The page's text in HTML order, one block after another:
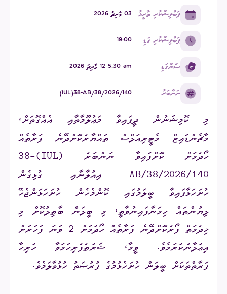
ޕަބްލިޝްކުރި ތާރީޚު 03 މާރިޗު 2026
ޕަބްލިޝްކުރި ގަޑި 19:00
ސުންގަޑި am ⁧5:30 12 މާރިޗު 2026
ނަންބަރު (IUL)38-AB/38/2026/140
މި ކޮމިޝަނުން ދީފައިވާ މަޢުލޫމާތާއި އެއްގޮތަށް،
މާޗެންޑައިޒް މެޓީރިއަލްސް ތައްޔާރުކޮށްދޭނެ ފަރާތެއް
ހޯދުމަށް ކޮށްފައިވާ ނަންބަރު (IUL)38-
AB/38/2026/140 އިޢުލާނާއި ގުޅިގެން
ހުށަހަޅާފައިވާ ބީލަމުގައި ކޮންމެހެން ހުށަހަޅަންޖެހޭ
ލިޔުންތައް ހިމަނާފައިނުވާތީ، މި ބީލަން ބާޠިލުކޮށް މި
ޚިދުމަތް ފޯރުކޮށްދޭނެ ފަރާތެއް ހޯދުމަށް 2 ވަނަ ފަހަރަށް
އިޢުލާނުކުރަމެވެ. ވީމާ، ޝަރުޠުފުރިހަމަވާ ހުރިހާ
ފަރާތްތަކަށް ބީލަން ހުށަހެޅުމުގެ ފުރުޞަތު ހުޅުވާލަމެވެ.